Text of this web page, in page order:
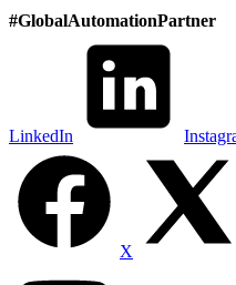
#GlobalAutomationPartner
LinkedIn
X